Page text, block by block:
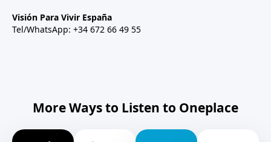
Visión Para Vivir España
Tel/WhatsApp: +34 672 66 49 55
More Ways to Listen to Oneplace